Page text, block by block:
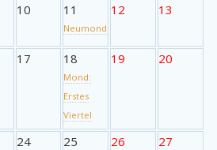
10 11
Neumond
12 13
17 18
Mond:
Erstes
Viertel
19 20
24 25 26 27